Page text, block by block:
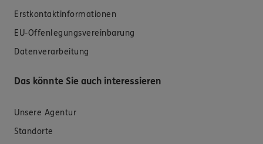
Erstkontaktinformationen
EU-Offenlegungsvereinbarung
Datenverarbeitung
Das könnte Sie auch interessieren
Unsere Agentur
Standorte